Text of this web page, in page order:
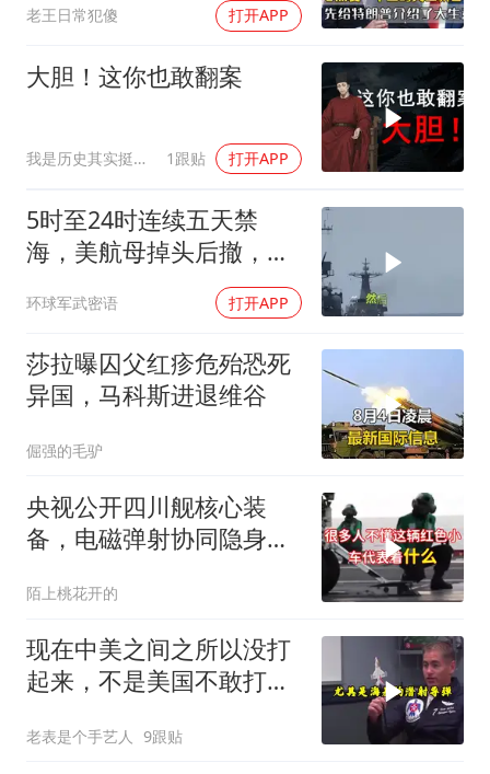
老王日常犯傻 打开APP
大胆！这你也敢翻案
我是历史其实挺有趣 1跟贴 打开APP
5时至24时连续五天禁
海，美航母掉头后撤，黄
环球军武密语 打开APP
莎拉曝囚父红疹危殆恐死
异国，马科斯进退维谷
倔强的毛驴
央视公开四川舰核心装
备，电磁弹射协同隐身无
陌上桃花开的
现在中美之间之所以没打
起来，不是美国不敢打或
老表是个手艺人 9跟贴